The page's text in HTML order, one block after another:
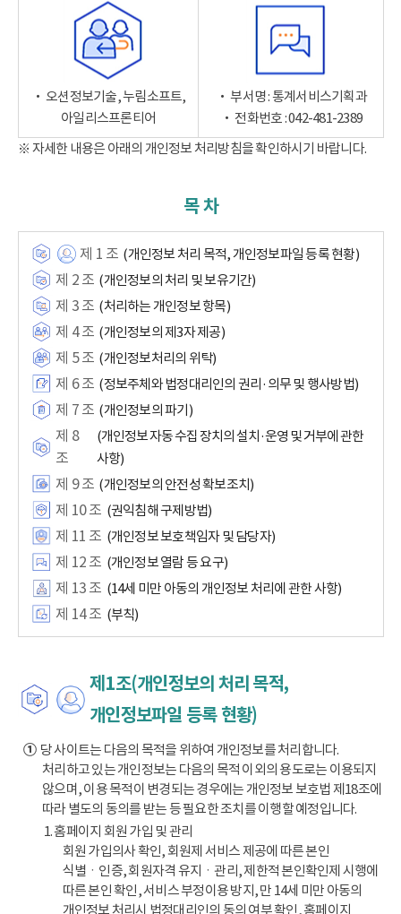
‧ 오션정보기술, 누림소프트,
아일리스프론티어
‧ 부서명 : 통계서비스기획과
‧ 전화번호 : 042-481-2389
※ 자세한 내용은 아래의 개인정보 처리방침을 확인하시기 바랍니다.
목 차
제 1 조 (개인정보 처리 목적, 개인정보파일 등록 현황)
제 2 조 (개인정보의 처리 및 보유기간)
제 3 조 (처리하는 개인정보 항목)
제 4 조 (개인정보의 제3자 제공)
제 5 조 (개인정보처리의 위탁)
제 6 조 (정보주체와 법정대리인의 권리·의무 및 행사방법)
제 7 조 (개인정보의 파기)
제 8
조
(개인정보 자동 수집 장치의 설치·운영 및 거부에 관한
사항)
제 9 조 (개인정보의 안전성 확보조치)
제 10 조 (권익침해 구제방법)
제 11 조 (개인정보 보호책임자 및 담당자)
제 12 조 (개인정보 열람 등 요구)
제 13 조 (14세 미만 아동의 개인정보 처리에 관한 사항)
제 14 조 (부칙)
제1조(개인정보의 처리 목적,
개인정보파일 등록 현황)
①당 사이트는 다음의 목적을 위하여 개인정보를 처리합니다.
처리하고 있는 개인정보는 다음의 목적 이외의 용도로는 이용되지
않으며, 이용 목적이 변경되는 경우에는 개인정보 보호법 제18조에
따라 별도의 동의를 받는 등 필요한 조치를 이행할 예정입니다.
1. 홈페이지 회원 가입 및 관리
회원 가입의사 확인, 회원제 서비스 제공에 따른 본인
식별ㆍ인증, 회원자격 유지ㆍ관리, 제한적 본인확인제 시행에
따른 본인 확인, 서비스 부정이용 방지, 만 14세 미만 아동의
개인정보 처리시 법정대리인의 동의 여부 확인, 홈페이지